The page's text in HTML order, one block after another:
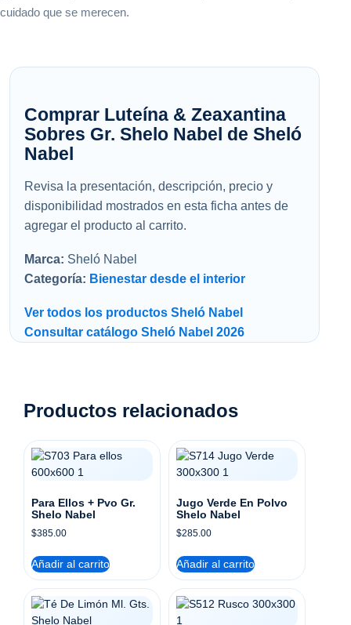
cuidado que se merecen.
Comprar Luteína & Zeaxantina
Sobres Gr. Shelo Nabel de Sheló
Nabel
Revisa la presentación, descripción, precio y
disponibilidad mostrados en esta ficha antes de
agregar el producto al carrito.
Marca: Sheló Nabel
Categoría: Bienestar desde el interior
Ver todos los productos Sheló Nabel
Consultar catálogo Sheló Nabel 2026
Productos relacionados
Para Ellos + Pvo Gr.
Shelo Nabel
$385.00
Añadir al carrito
Jugo Verde En Polvo
Shelo Nabel
$285.00
Añadir al carrito